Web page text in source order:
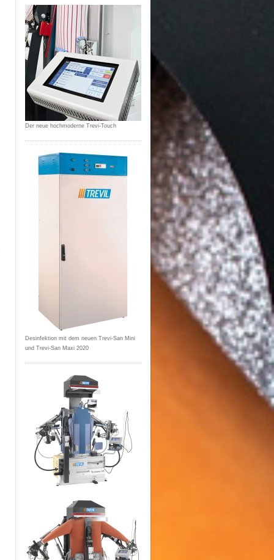
Der neue hochmoderne Trevi-Touch
Desinfektion mit dem neuen Trevi-San Mini
und Trevi-San Maxi 2020